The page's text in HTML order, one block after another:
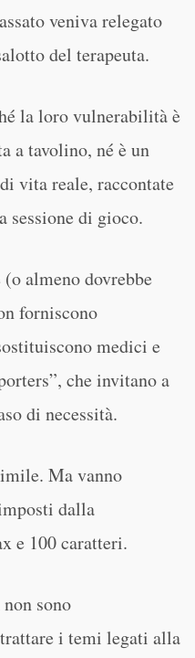
veniva relegato
del terapeuta.
la loro vulnerabilità è
a tavolino, né è un
vita reale, raccontate
sessione di gioco.
almeno dovrebbe
forniscono
medici e
che invitano a
di necessità.
Ma vanno
dalla
e 100 caratteri.
sono
i temi legati alla